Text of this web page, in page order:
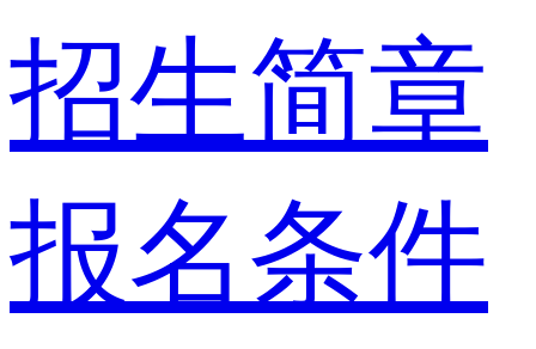
招生简章
报名条件